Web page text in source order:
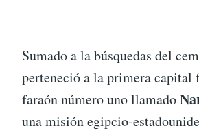
Sumado a la búsquedas del
perteneció a la primera capital
faraón número uno llamado
una misión egipcio-